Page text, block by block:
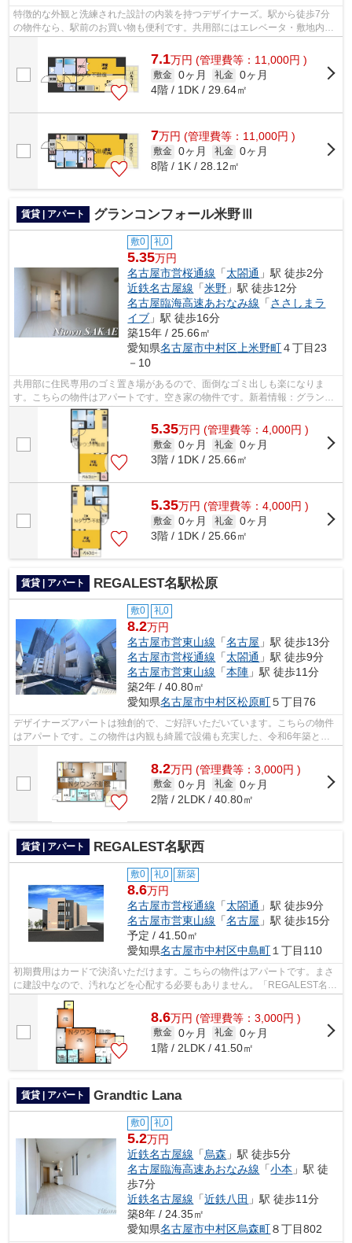
特徴的な外観と洗練された設計の内装を持つデザイナーズ。駅から徒歩7分
の物件なら、駅前のお買い物も便利です。共用部にはエレベータ・敷地内ご
み置き場などが揃っており、とても充実...
7.1万円 (管理費等：11,000円 )
敷金 0ヶ月 礼金 0ヶ月
4階 / 1DK / 29.64㎡
7万円 (管理費等：11,000円 )
敷金 0ヶ月 礼金 0ヶ月
8階 / 1K / 28.12㎡
賃貸 | アパート グランコンフォール米野Ⅲ
敷0 礼0
5.35万円
名古屋市営桜通線 「太閤通 」駅 徒歩2分
近鉄名古屋線 「米野 」駅 徒歩12分
名古屋臨海高速あおなみ線 「ささしまラ
イブ 」駅 徒歩16分
築15年 / 25.66㎡
愛知県名古屋市中村区 上米野町４丁目23
－10
共用部に住民専用のゴミ置き場があるので、面倒なゴミ出しも楽になりま
す。こちらの物件はアパートです。空き家の物件です。新着情報：グランコ
ンフォール米野Ⅲの空室情報ならコチラ。...
5.35万円 (管理費等：4,000円 )
敷金 0ヶ月 礼金 0ヶ月
3階 / 1DK / 25.66㎡
5.35万円 (管理費等：4,000円 )
敷金 0ヶ月 礼金 0ヶ月
3階 / 1DK / 25.66㎡
賃貸 | アパート REGALEST名駅松原
敷0 礼0
8.2万円
名古屋市営東山線 「名古屋 」駅 徒歩13分
名古屋市営桜通線 「太閤通 」駅 徒歩9分
名古屋市営東山線 「本陣 」駅 徒歩11分
築2年 / 40.80㎡
愛知県名古屋市中村区松原町５丁目76
デザイナーズアパートは独創的で、ご好評いただいています。こちらの物件
はアパートです。この物件は内観も綺麗で設備も充実した、令和6年築とな
8.2万円 (管理費等：3,000円 )
敷金 0ヶ月 礼金 0ヶ月
2階 / 2LDK / 40.80㎡
賃貸 | アパート REGALEST名駅西
敷0 礼0 新築
8.6万円
名古屋市営桜通線 「太閤通 」駅 徒歩9分
名古屋市営東山線 「名古屋 」駅 徒歩15分
予定 / 41.50㎡
愛知県名古屋市中村区中島町 １丁目110
初期費用はカードで決済いただけます。こちらの物件はアパートです。まさ
に建設中なので、汚れなどを心配する必要もありません。「REGALEST名駅
西」の物件情報をお探しならお気軽にお...
8.6万円 (管理費等：3,000円 )
敷金 0ヶ月 礼金 0ヶ月
1階 / 2LDK / 41.50㎡
賃貸 | アパート Grandtic Lana
敷0 礼0
5.2万円
近鉄名古屋線 「烏森 」駅 徒歩5分
名古屋臨海高速あおなみ線 「小本 」駅 徒
歩7分
近鉄名古屋線 「近鉄八田 」駅 徒歩11分
築8年 / 24.35㎡
愛知県名古屋市中村区烏森町８丁目802